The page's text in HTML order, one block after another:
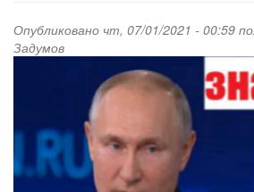
Опубликовано чт, 07/01/2021 - 00:59
Задумов